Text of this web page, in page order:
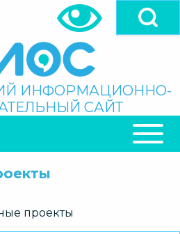
ИНФОРМАЦИОННО-
САЙТ
проекты